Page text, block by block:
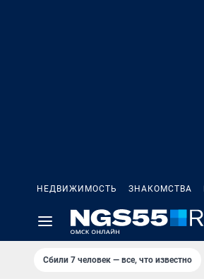
НЕДВИЖИМОСТЬ ЗНАКОМСТВА
Сбили 7 человек — все, что известно